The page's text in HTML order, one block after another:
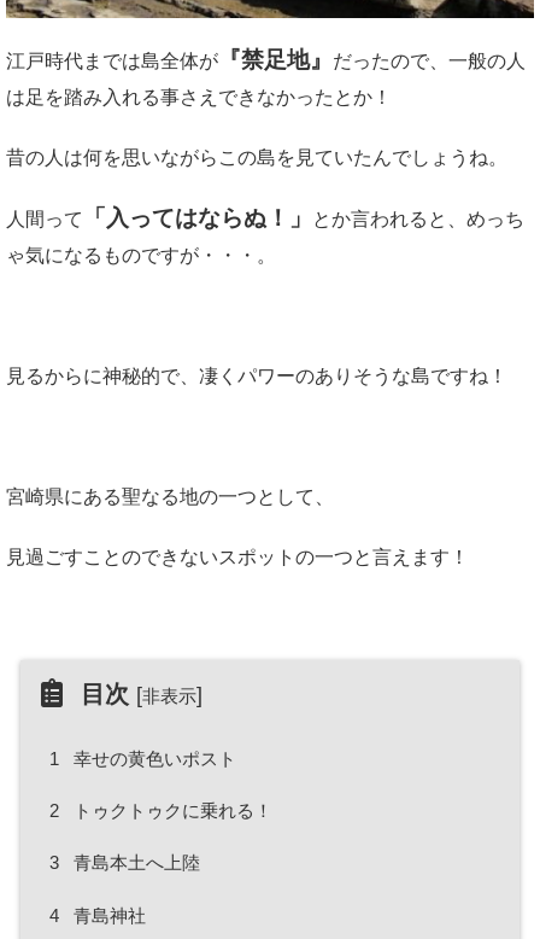
江戸時代までは島全体が 『禁足地』
だったので、一般の人
は足を踏み入れる事さえできなかったとか！
昔の人は何を思いながらこの島を見ていたんでしょうね。
人間って 「入ってはならぬ！」
とか言われると、めっち
ゃ気になるものですが・・・。
見るからに神秘的で、凄くパワーのありそうな島ですね！
宮崎県にある聖なる地の一つとして、
見過ごすことのできないスポットの一つと言えます！
目次 [非表示]
1 幸せの黄色いポスト
2 トゥクトゥクに乗れる！
3 青島本土へ上陸
4 青島神社